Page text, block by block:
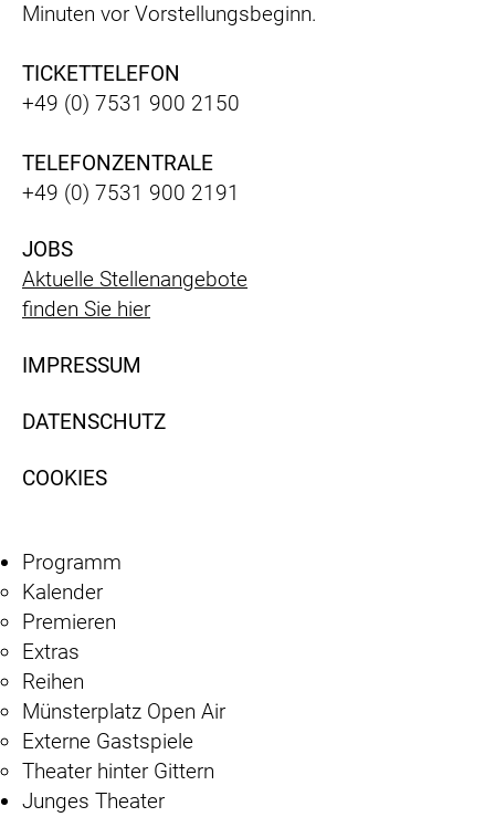
Minuten vor Vorstellungsbeginn.
TICKETTELEFON
+49 (0) 7531 900 2150
TELEFONZENTRALE
+49 (0) 7531 900 2191
JOBS
Aktuelle Stellenangebote
finden Sie hier
IMPRESSUM
DATENSCHUTZ
COOKIES
Programm
Kalender
Premieren
Extras
Reihen
Münsterplatz Open Air
Externe Gastspiele
Theater hinter Gittern
Junges Theater